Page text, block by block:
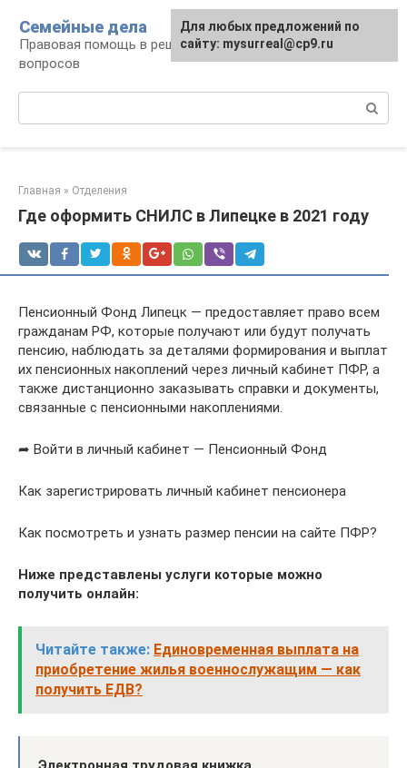
контенту
Семейные дела
Правовая помощь в решении семейных
вопросов
Главная » Отделения
Где оформить СНИЛС в Липецке в 2021 году
Пенсионный Фонд Липецк — предоставляет право всем
гражданам РФ, которые получают или будут получать
пенсию, наблюдать за деталями формирования и выплат
их пенсионных накоплений через личный кабинет ПФР, а
также дистанционно заказывать справки и документы,
связанные с пенсионными накоплениями.
➦ Войти в личный кабинет — Пенсионный Фонд
Как зарегистрировать личный кабинет пенсионера
Как посмотреть и узнать размер пенсии на сайте ПФР?
Ниже представлены услуги которые можно
получить онлайн:
Читайте также: Единовременная выплата на
приобретение жилья военнослужащим — как
получить ЕДВ?
Для любых предложений по
сайту: mysurreal@cp9.ru